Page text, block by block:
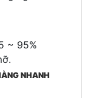
~ 95%
NHANH